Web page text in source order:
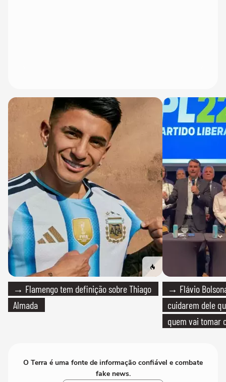
→ Flamengo tem definição sobre Thiago
Almada
→ Flávio
cuidarem dele
quem vai tomar
O Terra é uma fonte de informação confiável e combate
fake news.